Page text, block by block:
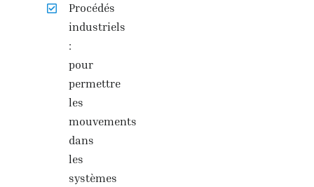
Procédés
industriels
:
pour
permettre
les
mouvements
dans
les
systèmes